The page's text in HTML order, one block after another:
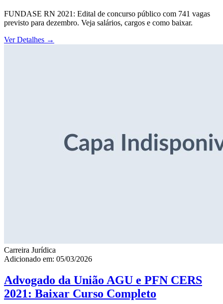
FUNDASE RN 2021: Edital de concurso público com 741 vagas
previsto para dezembro. Veja salários, cargos e como baixar.
Ver Detalhes →
Carreira Jurídica
Adicionado em: 05/03/2026
Advogado da União AGU e PFN CERS
2021: Baixar Curso Completo